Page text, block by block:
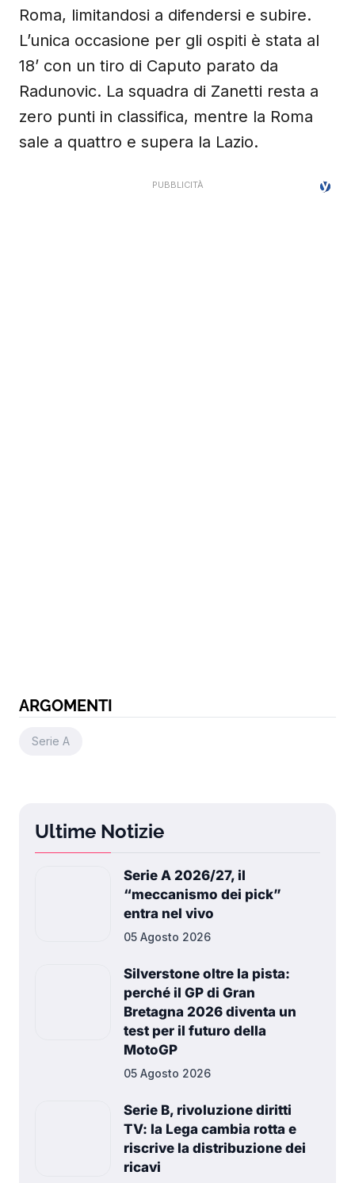
Roma, limitandosi a difendersi e subire.
L’unica occasione per gli ospiti è stata al
18’ con un tiro di Caputo parato da
Radunovic. La squadra di Zanetti resta a
zero punti in classifica, mentre la Roma
sale a quattro e supera la Lazio.
ARGOMENTI
Serie A
Ultime Notizie
Serie A 2026/27, il
“meccanismo dei pick”
entra nel vivo
05 Agosto 2026
Silverstone oltre la pista:
perché il GP di Gran
Bretagna 2026 diventa un
test per il futuro della
MotoGP
05 Agosto 2026
Serie B, rivoluzione diritti
TV: la Lega cambia rotta e
riscrive la distribuzione dei
ricavi